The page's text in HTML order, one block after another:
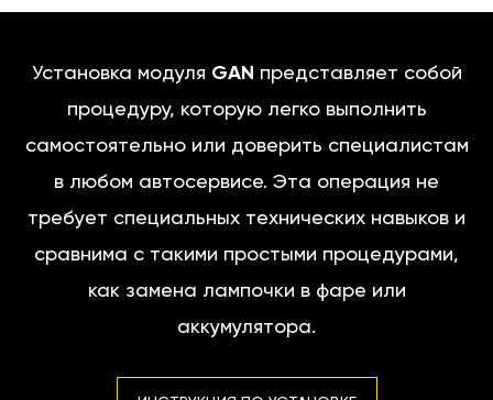
Установка модуля GAN представляет собой
процедуру, которую легко выполнить
самостоятельно или доверить специалистам
в любом автосервисе. Эта операция не
требует специальных технических навыков и
сравнима с такими простыми процедурами,
как замена лампочки в фаре или
аккумулятора.